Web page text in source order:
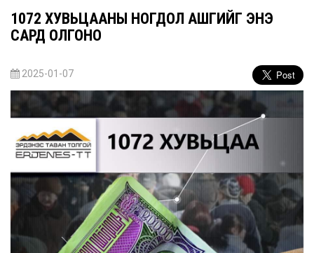
1072 ХУВЬЦААНЫ НОГДОЛ АШГИЙГ ЭНЭ
САРД ОЛГОНО
2025-01-07